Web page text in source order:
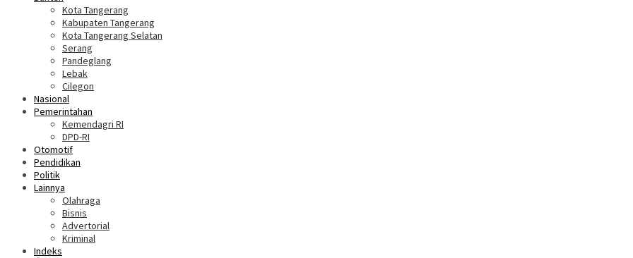
Kota Tangerang
Kabupaten Tangerang
Kota Tangerang Selatan
Serang
Pandeglang
Lebak
Cilegon
Nasional
Pemerintahan
Kemendagri RI
DPD-RI
Otomotif
Pendidikan
Politik
Lainnya
Olahraga
Bisnis
Advertorial
Kriminal
Indeks